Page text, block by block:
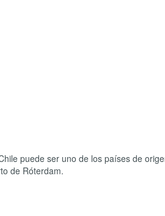
puede ser uno de los países de
de Róterdam.